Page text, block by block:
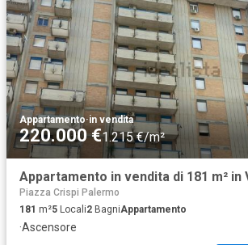
Appartamento·in vendita
220.000 €1.215 €/m²
Piazza Crispi Palermo
181 m²5 Locali2 BagniAppartamento
·Ascensore